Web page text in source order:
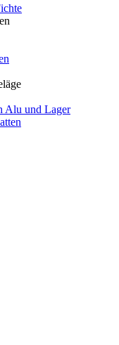
Alu und Lager